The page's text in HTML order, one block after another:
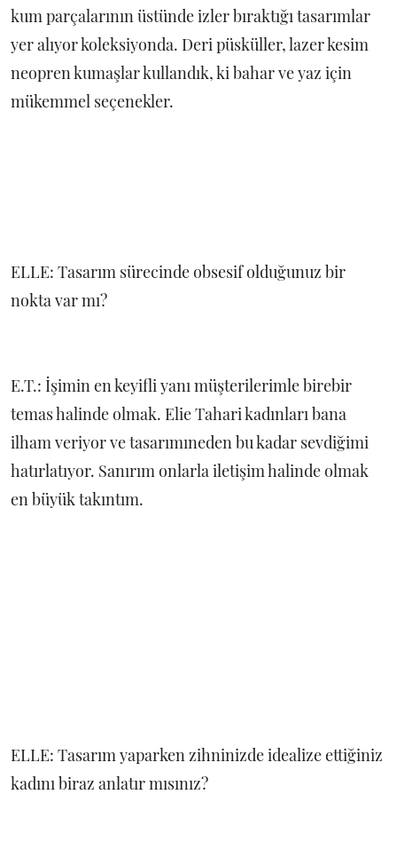
kum parçalarının üstünde izler bıraktığı tasarımlar
yer alıyor koleksiyonda. Deri püsküller, lazer kesim
neopren kumaşlar kullandık, ki bahar ve yaz için
mükemmel seçenekler.
ELLE: Tasarım sürecinde obsesif olduğunuz bir
nokta var mı?
E.T.: İşimin en keyifli yanı müşterilerimle birebir
temas halinde olmak. Elie Tahari kadınları bana
ilham veriyor ve tasarımıneden bu kadar sevdiğimi
hatırlatıyor. Sanırım onlarla iletişim halinde olmak
en büyük takıntım.
ELLE: Tasarım yaparken zihninizde idealize ettiğiniz
kadını biraz anlatır mısınız?